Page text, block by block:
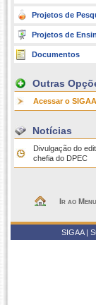
Projetos de
Projetos de
Documentos
Outras
Acessar o SIGAA
Notícias
Divulgação do
chefia do DPEC
Ir ao
SIGAA |